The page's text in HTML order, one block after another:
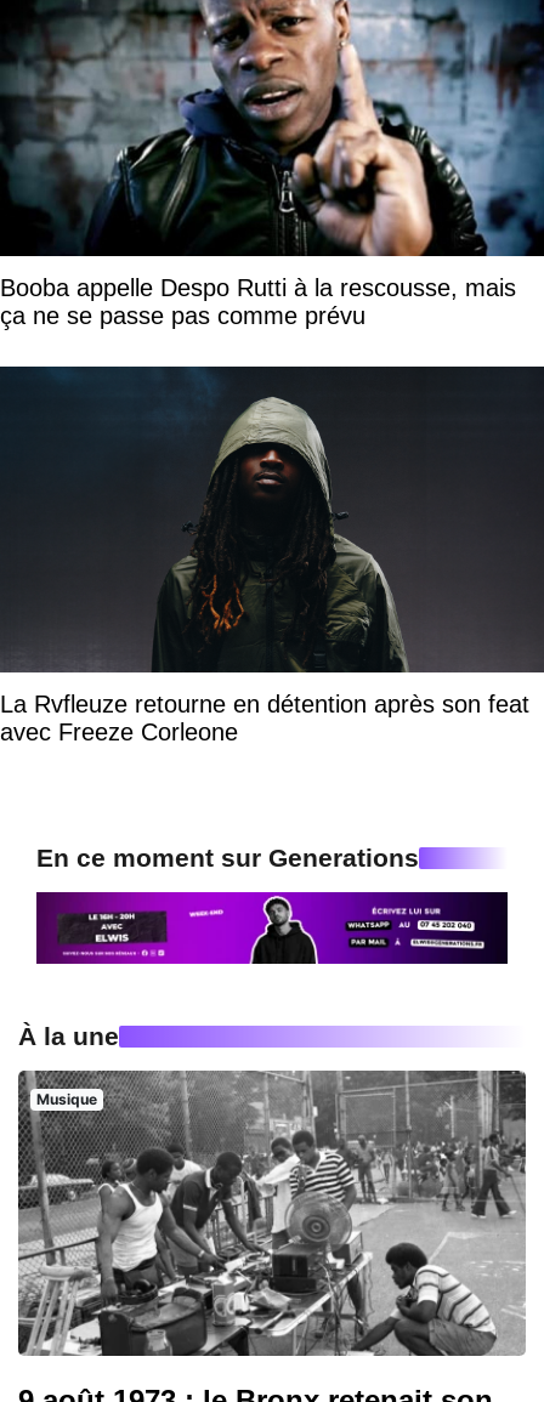
Booba appelle Despo Rutti à la rescousse, mais
ça ne se passe pas comme prévu
La Rvfleuze retourne en détention après son feat
avec Freeze Corleone
En ce moment sur Generations
À la une
Musique